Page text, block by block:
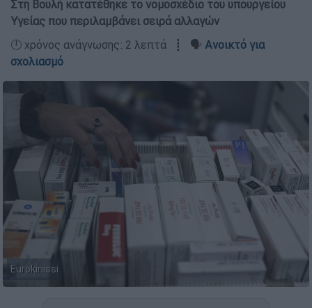
Στη Βουλή κατατέθηκε το νομοσχέδιο του υπουργείου
Υγείας που περιλαμβάνει σειρά αλλαγών
🕛 χρόνος ανάγνωσης: 2 λεπτά ┋ 🗣️ Ανοικτό για
σχολιασμό
Eurokinissi